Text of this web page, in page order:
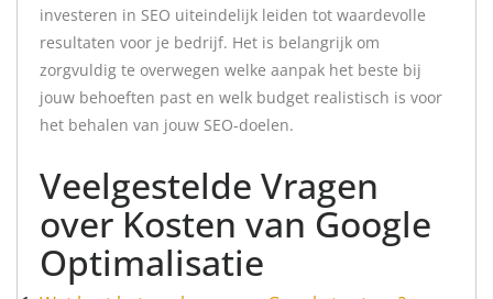
investeren in SEO uiteindelijk leiden tot waardevolle
resultaten voor je bedrijf. Het is belangrijk om
zorgvuldig te overwegen welke aanpak het beste bij
jouw behoeften past en welk budget realistisch is voor
het behalen van jouw SEO-doelen.
Veelgestelde Vragen
over Kosten van Google
Optimalisatie